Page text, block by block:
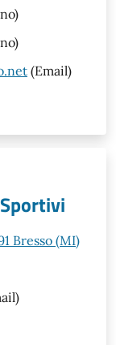
(Email)
Bresso (MI)